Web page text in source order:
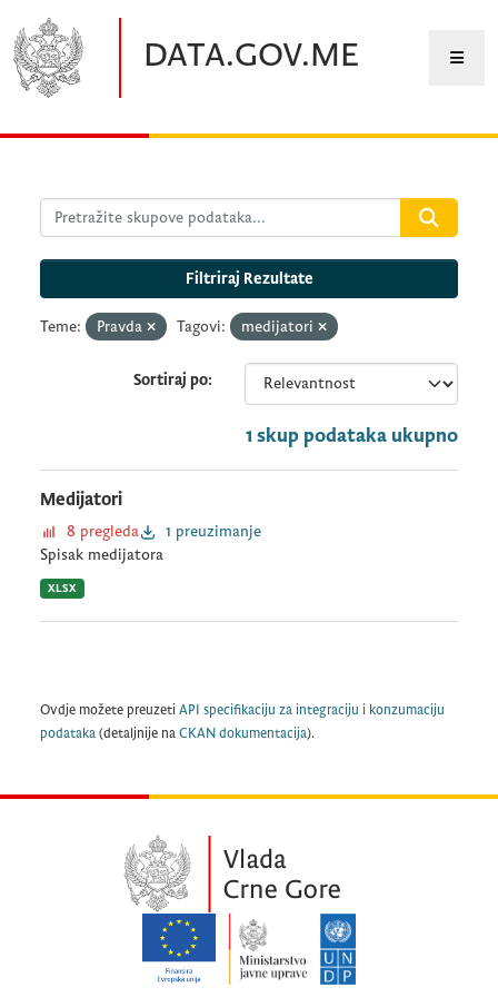
DATA.GOV.ME
Filtriraj Rezultate
Teme: Pravda Tagovi: medijatori
Sortiraj po
1 skup podataka ukupno
Medijatori
8 pregleda
1 preuzimanje
Spisak medijatora
XLSX
Ovdje možete preuzeti API specifikaciju za integraciju i konzumaciju
podataka (detaljnije na CKAN dokumentacija).